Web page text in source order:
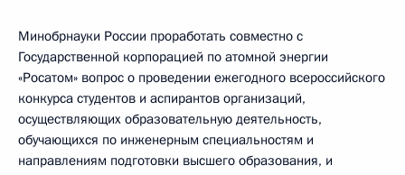
Минобрнауки России проработать совместно с
Государственной корпорацией по атомной энергии
«Росатом» вопрос о проведении ежегодного всероссийского
конкурса студентов и аспирантов организаций,
осуществляющих образовательную деятельность,
обучающихся по инженерным специальностям и
направлениям подготовки высшего образования, и